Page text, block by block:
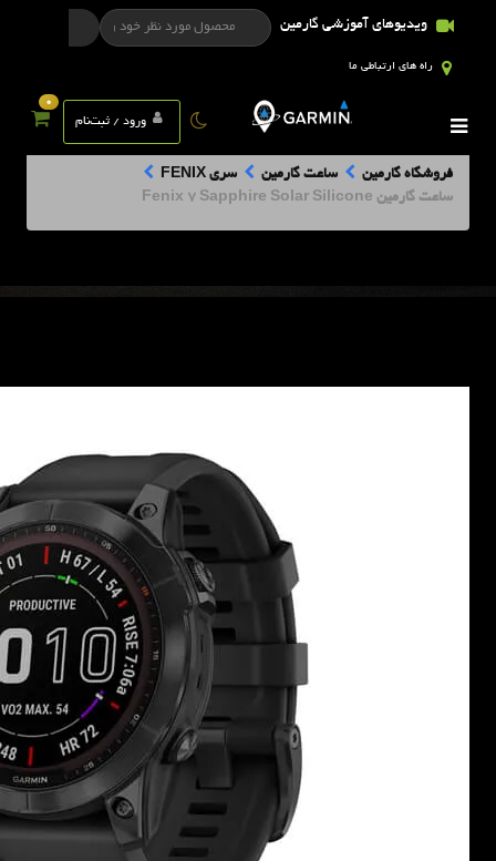
ویدیوهای آموزشی گارمین
راه های ارتباطی ما
ورود / ثبت‌نام
0
فروشگاه گارمین ساعت گارمین
سری FENIX
ساعت گارمین Fenix 7 Sapphire Solar Silicone